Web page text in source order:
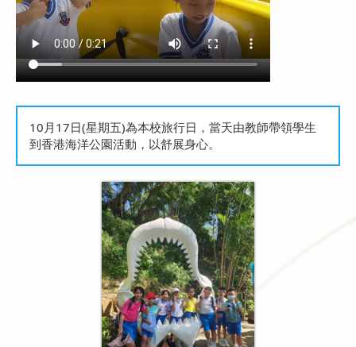
10月17日(星期五)為本校旅行日，當天由教師帶領學生
到香港海洋公園活動，以舒展身心。